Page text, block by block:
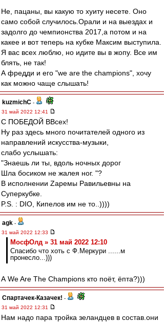
Не, пацаны, вы какую то хуиту несете. Оно
само собой случилось.Орали и на выездах и
задолго до чемпионства 2017,а потом и на
какее и вот теперь на кубке Максим выступила.
Я вас всех люблю, но идите вы в жопу. Все им
блять, не так!
А фредди и его "we are the champions", хочу
как можно чаще слышать!
kuzmichC -
31 май 2022 12:41
С ПОБЕДОЙ ВВсех!
Ну раз здесь много почитателей одного из
направлений искусства-музыки,
слабо услышать:
"Знаешь ли ты, вдоль ночных дорог
Шла босиком не жалея ног. "?
В исполнении Zаремы Равильевны на
Суперкубке.
P.S. : DIO, Кипелов им не то..))))
agk -
31 май 2022 12:33
МосфОлд » 31 май 2022 12:10
Спасибо что хоть с Ф.Меркури ......м
пронесло...)))
А We Are The Champions кто поёт, ёпта?)))
Спартачек-Казачек! -
31 май 2022 12:31
Нам надо пара тройка зеландцев в состав.они